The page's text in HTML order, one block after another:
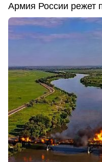
Армия России режет